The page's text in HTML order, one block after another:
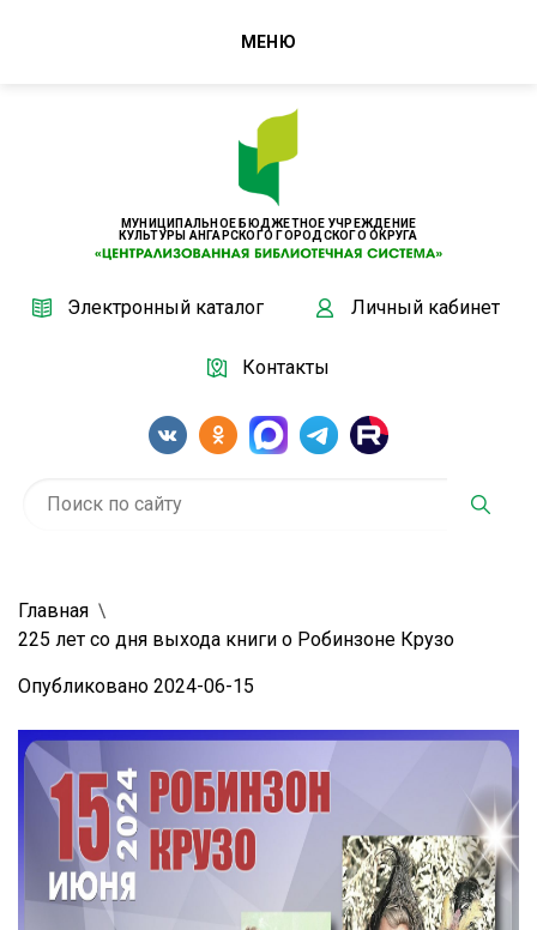
МУНИЦИПАЛЬНОЕ БЮДЖЕТНОЕ УЧРЕЖДЕНИЕ
КУЛЬТУРЫ АНГАРСКОГО ГОРОДСКОГО ОКРУГА
Электронный каталог Личный кабинет
Контакты
МЕНЮ
Главная
225 лет со дня выхода книги о Робинзоне Крузо
Опубликовано 2024-06-15